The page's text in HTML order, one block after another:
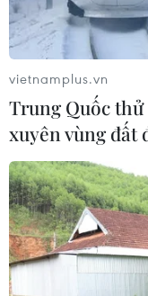
Xung đột
chấp thuận kế
Mỹ dỡ bỏ lệnh
hãng hàng không
06/08/2026 03:34
Iran và Oman đạt
vietnamplus.vn
Trung Quốc
xuyên vùng đất